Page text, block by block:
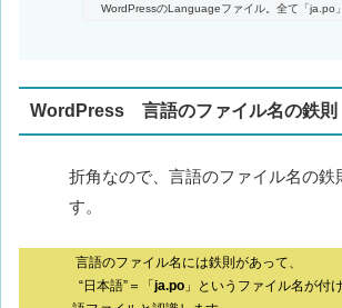
WordPressのLanguageファイル。全て「ja.po
WordPress 言語のファイル名の鉄則
折角なので、言語のファイル名の鉄
す。
言語のファイル名には鉄則があって、
“日本語”＝「ja.po 」というファイル名が付